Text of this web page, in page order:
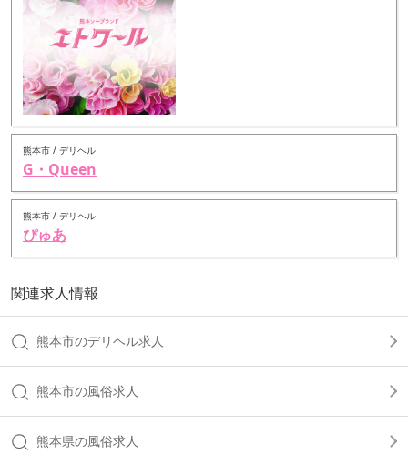
熊本市 / デリヘル
G・Queen
熊本市 / デリヘル
ぴゅあ
関連求人情報
熊本市のデリヘル求人
熊本市の風俗求人
熊本県の風俗求人